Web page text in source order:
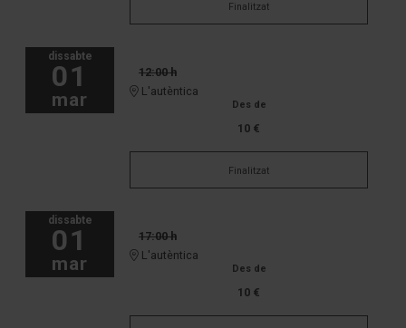
Finalitzat
dissabte
01
mar
12:00 h
L'autèntica
Des de
10 €
Finalitzat
dissabte
01
mar
17:00 h
L'autèntica
Des de
10 €